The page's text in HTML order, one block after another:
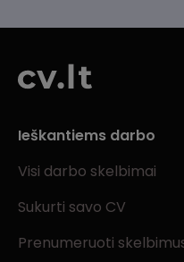
Ieškantiems darbo
Visi darbo skelbimai
Sukurti savo CV
Prenumeruoti